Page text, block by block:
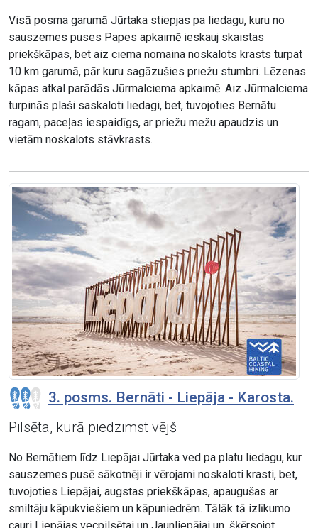
Visā posma garumā Jūrtaka stiepjas pa liedagu, kuru no
sauszemes puses Papes apkaimē ieskauj skaistas
priekškāpas, bet aiz ciema nomaina noskalots krasts turpat
10 km garumā, pār kuru sagāzušies priežu stumbri. Lēzenas
kāpas atkal parādās Jūrmalciema apkaimē. Aiz Jūrmalciema
turpinās plaši saskaloti liedagi, bet, tuvojoties Bernātu
ragam, paceļas iespaidīgs, ar priežu mežu apaudzis un
vietām noskalots stāvkrasts.
3. posms. Bernāti - Liepāja - Karosta.
Pilsēta, kurā piedzimst vējš
No Bernātiem līdz Liepājai Jūrtaka ved pa platu liedagu, kur
sauszemes pusē sākotnēji ir vērojami noskaloti krasti, bet,
tuvojoties Liepājai, augstas priekškāpas, apaugušas ar
smiltāju kāpukviešiem un kāpuniedrēm. Tālāk tā izlīkumo